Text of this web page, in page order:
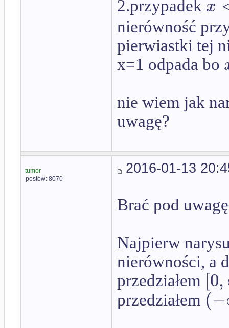
2.przypadek x
nierówność
pierwiastki tej
x=1 odpada bo
nie wiem jak
uwagę?
tumor
postów: 8070
2016-01-13
Brać pod
Najpierw
nierówności, a
przedziałem [0,
przedziałem (−